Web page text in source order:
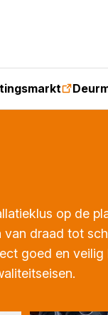
op de
draad tot
goed en